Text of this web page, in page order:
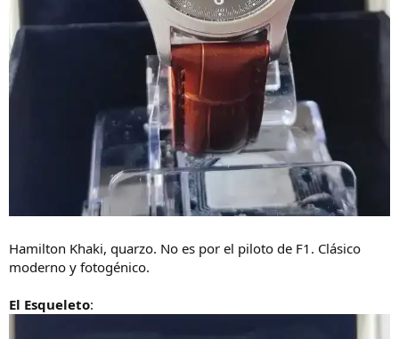
Hamilton Khaki, quarzo. No es por el piloto de F1. Clásico
moderno y fotogénico.
El Esqueleto: